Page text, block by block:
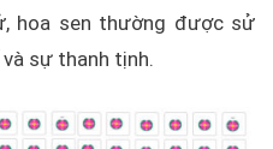
hoa sen thường được sử
sự thanh tịnh.